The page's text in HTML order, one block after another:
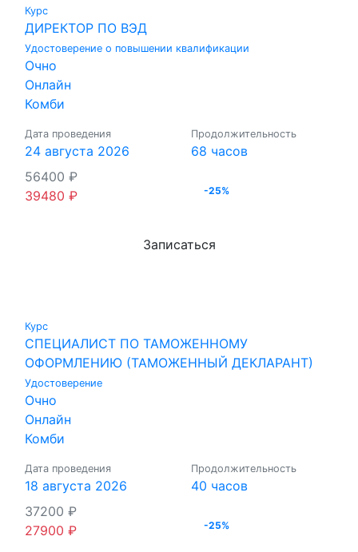
Курс
ДИРЕКТОР ПО ВЭД
Удостоверение о повышении квалификации
Очно
Онлайн
Комби
Дата проведения
24 августа 2026
56400 ₽
39480 ₽
Продолжительность
68 часов
-25%
Записаться
Курс
СПЕЦИАЛИСТ ПО ТАМОЖЕННОМУ
ОФОРМЛЕНИЮ (ТАМОЖЕННЫЙ ДЕКЛАРАНТ)
Удостоверение
Очно
Онлайн
Комби
Дата проведения
18 августа 2026
37200 ₽
27900 ₽
Продолжительность
40 часов
-25%